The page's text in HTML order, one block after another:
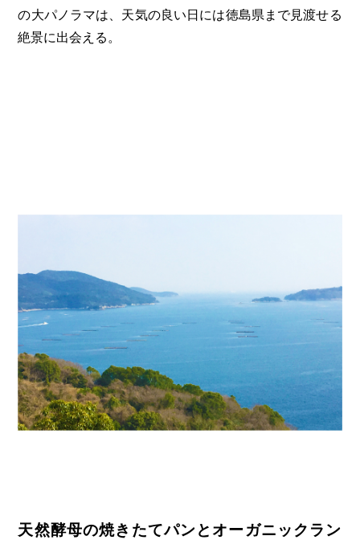
の大パノラマは、天気の良い日には徳島県まで見渡せる
絶景に出会える。
天然酵母の焼きたてパンとオーガニックラン